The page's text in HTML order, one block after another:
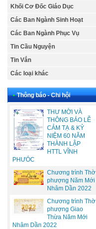
Khối Cơ Đốc Giáo Dục
Các Ban Ngành Sinh Hoạt
Các Ban Ngành Phục Vụ
Tin Cầu Nguyện
Tin Vắn
Các loại khác
• Thông báo - Chi hội
THƯ MỜI VÀ
THÔNG BÁO LỄ
CẢM TẠ & KỶ
NIỆM 60 NĂM
THÀNH LẬP
HTTL VĨNH
PHƯÓC
Chương trình Thờ
phượng Năm Mới
Nhâm Dần 2022
Chương trình Thờ
phượng Giao
Thừa Năm Mới
Nhâm Dần 2022